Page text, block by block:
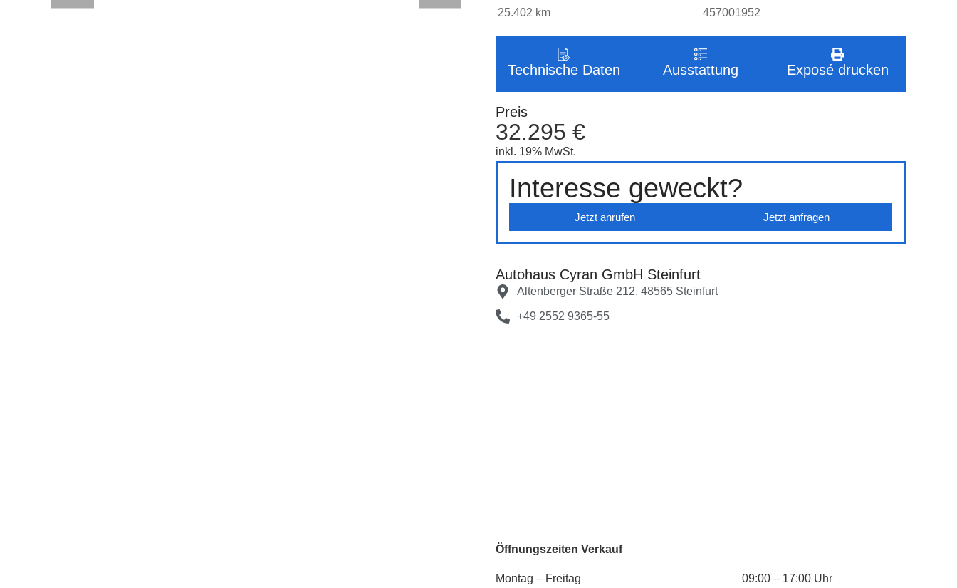
25.402 km
457001952
Technische Daten Ausstattung Exposé drucken
Preis
32.295 €
inkl. 19% MwSt.
Interesse geweckt?
Jetzt anrufen Jetzt anfragen
Autohaus Cyran GmbH Steinfurt
Altenberger Straße 212, 48565 Steinfurt
+49 2552 9365-55
Öffnungszeiten Verkauf
Montag – Freitag
09:00 – 17:00 Uhr